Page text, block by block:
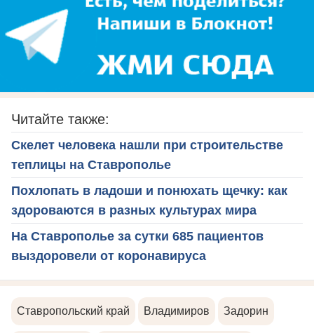
Читайте также:
Скелет человека нашли при строительстве
теплицы на Ставрополье
Похлопать в ладоши и понюхать щечку: как
здороваются в разных культурах мира
На Ставрополье за сутки 685 пациентов
выздоровели от коронавируса
Ставропольский край Владимиров Задорин